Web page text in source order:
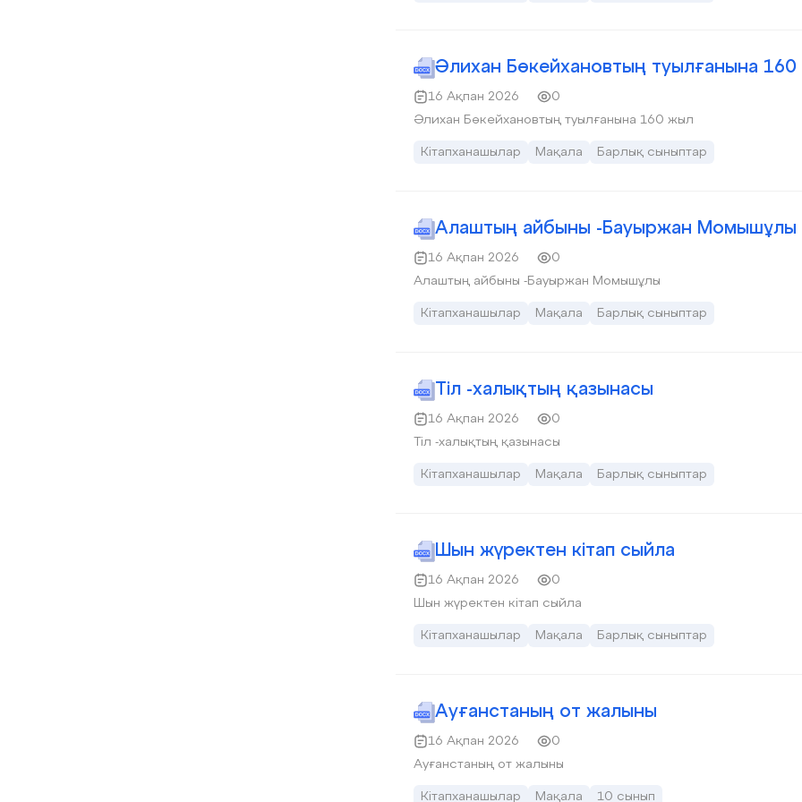
Әлихан Бөкейхановтың туылғанына
16 Ақпан 2026
0
Әлихан Бөкейхановтың туылғанына 160 жыл
Кітапханашылар Мақала Барлық сыныптар
Алаштың айбыны -Бауыржан Момышұлы
16 Ақпан 2026
0
Алаштың айбыны -Бауыржан Момышұлы
Кітапханашылар Мақала Барлық сыныптар
Тіл -халықтың қазынасы
16 Ақпан 2026
0
Тіл -халықтың қазынасы
Кітапханашылар Мақала Барлық сыныптар
Шын жүректен кітап сыйла
16 Ақпан 2026
0
Шын жүректен кітап сыйла
Кітапханашылар Мақала Барлық сыныптар
Ауғанстаның от жалыны
16 Ақпан 2026
0
Ауғанстаның от жалыны
Кітапханашылар Мақала 10 сынып